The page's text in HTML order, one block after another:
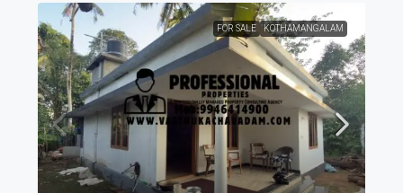
FOR SALE KOTHAMANGALAM